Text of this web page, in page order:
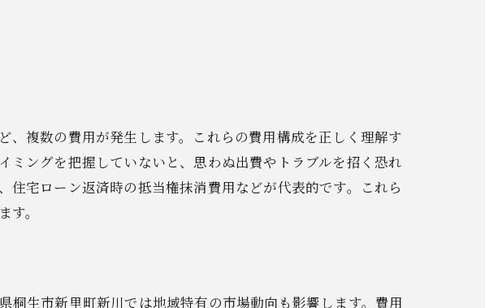
ポイント
ら
めるコツ
ル回避法
よう
ポイント
複数の費用が発生します。これらの費用構成を正しく理解す
ングを把握していないと、思わぬ出費やトラブルを招く恐れ
宅ローン返済時の抵当権抹消費用などが代表的です。これら
。
生市新里町新川では地域特有の市場動向も影響します。費用